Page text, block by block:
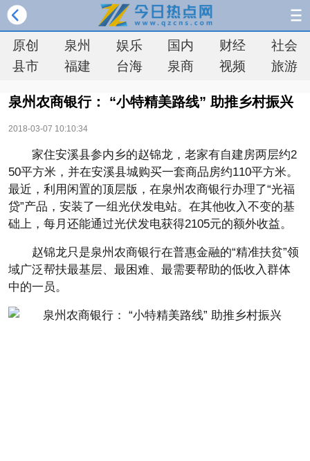
原创 泉州 娱乐 国内 财经
社会
县市
福建 台海 泉商 视频 旅游
泉州农商银行： “小特精美路线” 助推乡村振兴
2018-03-07 10:10:34
家住安溪县参内乡的赵锦龙，老家有自建房两层约2
50平方米，并在安溪县城购买一套商品房约110平方米。
最近，利用闲置的顶层版，在泉州农商银行办理了“光福
贷”产品，安装了一组光伏发电站。在其他收入不变的基
础上，每月还能通过光伏发电获得2105元的额外收益。
赵锦龙只是泉州农商银行在普惠金融的“精准扶贫”领
域广泛帮扶最基层、最困难、最需要帮助的低收入群体
中的一员。